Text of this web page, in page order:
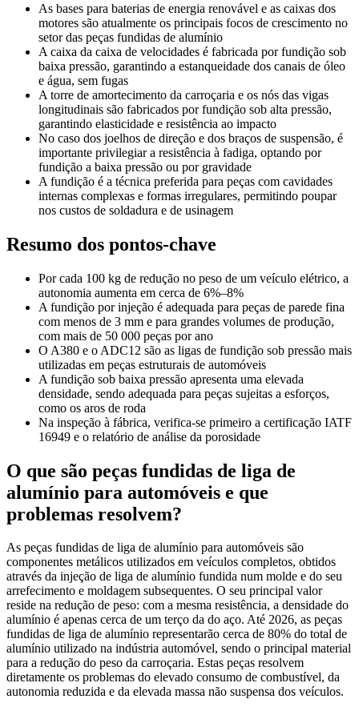
As bases para baterias de energia renovável e as caixas dos
motores são atualmente os principais focos de crescimento no
setor das peças fundidas de alumínio
A caixa da caixa de velocidades é fabricada por fundição sob
baixa pressão, garantindo a estanqueidade dos canais de óleo
e água, sem fugas
A torre de amortecimento da carroçaria e os nós das vigas
longitudinais são fabricados por fundição sob alta pressão,
garantindo elasticidade e resistência ao impacto
No caso dos joelhos de direção e dos braços de suspensão, é
importante privilegiar a resistência à fadiga, optando por
fundição a baixa pressão ou por gravidade
A fundição é a técnica preferida para peças com cavidades
internas complexas e formas irregulares, permitindo poupar
nos custos de soldadura e de usinagem
Resumo dos pontos-chave
Por cada 100 kg de redução no peso de um veículo elétrico, a
autonomia aumenta em cerca de 6%–8%
A fundição por injeção é adequada para peças de parede fina
com menos de 3 mm e para grandes volumes de produção,
com mais de 50 000 peças por ano
O A380 e o ADC12 são as ligas de fundição sob pressão mais
utilizadas em peças estruturais de automóveis
A fundição sob baixa pressão apresenta uma elevada
densidade, sendo adequada para peças sujeitas a esforços,
como os aros de roda
Na inspeção à fábrica, verifica-se primeiro a certificação IATF
16949 e o relatório de análise da porosidade
O que são peças fundidas de liga de
alumínio para automóveis e que
problemas resolvem?
As peças fundidas de liga de alumínio para automóveis são
componentes metálicos utilizados em veículos completos, obtidos
através da injeção de liga de alumínio fundida num molde e do seu
arrefecimento e moldagem subsequentes. O seu principal valor
reside na redução de peso: com a mesma resistência, a densidade do
alumínio é apenas cerca de um terço da do aço. Até 2026, as peças
fundidas de liga de alumínio representarão cerca de 80% do total de
alumínio utilizado na indústria automóvel, sendo o principal material
para a redução do peso da carroçaria. Estas peças resolvem
diretamente os problemas do elevado consumo de combustível, da
autonomia reduzida e da elevada massa não suspensa dos veículos.